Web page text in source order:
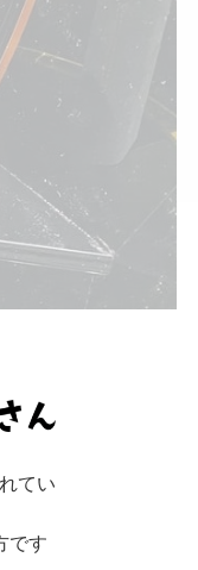
装にも使われ
てい
です